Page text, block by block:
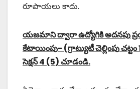
రూపాయలు కాదు.
యజమాని ద్వారా ఉద్యోగికి అదనపు
కేటాయింపు- (గ్రాట్యుటీ చెల్లింపు
సెక్షన్ 4 (5) చూడండి.